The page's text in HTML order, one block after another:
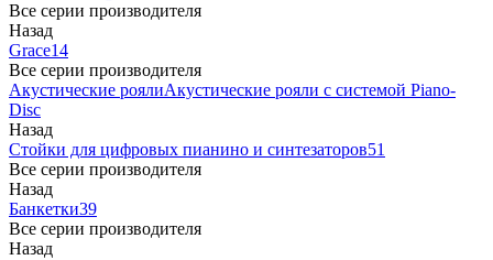
Все серии производителя
Назад
Grace14
Все серии производителя
Акустические роялиАкустические рояли с системой Piano-
Disc
Назад
Стойки для цифровых пианино и синтезаторов51
Все серии производителя
Назад
Банкетки39
Все серии производителя
Назад